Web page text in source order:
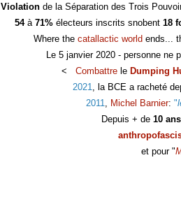
Violation de la Séparation des Trois
54à 71%électeurs inscrits snobent 18
Where the catallactic world ends...
Le 5 janvier 2020 - personne ne
< Combattre le Dumping
2021, la BCE a racheté
2011, Michel Barnier: "
Depuis + de 10 ans
et pour "